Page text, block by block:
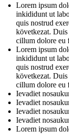
Lorem ipsum
inkididunt ut
quis nostrud
következat.
cillum dolore eu
Lorem ipsum
inkididunt ut
quis nostrud
következat.
cillum dolore eu
Ievadiet
Ievadiet
Ievadiet
Ievadiet
Lorem ipsum